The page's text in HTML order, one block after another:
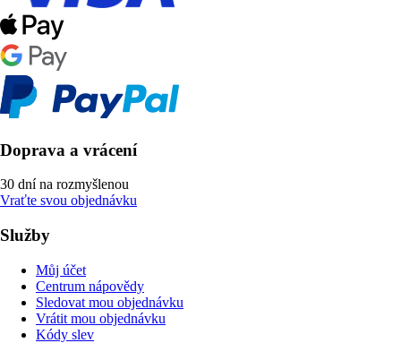
Doprava a vrácení
30 dní na rozmyšlenou
Vraťte svou objednávku
Služby
Můj účet
Centrum nápovědy
Sledovat mou objednávku
Vrátit mou objednávku
Kódy slev